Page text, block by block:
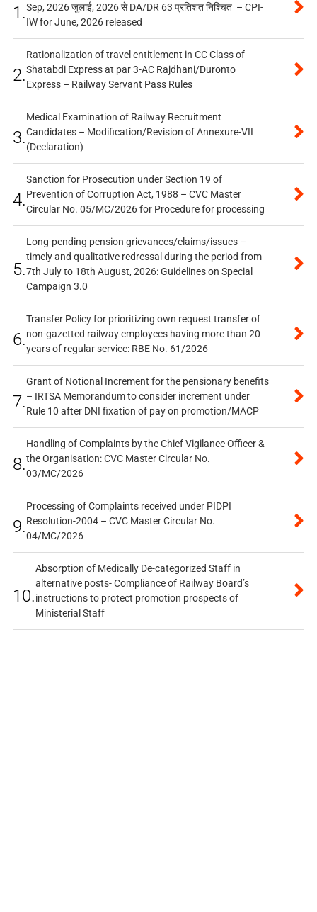
1.Sep, 2026 जुलाई, 2026 से DA/DR 63 प्रतिशत निश्चित – CPI-
IW for June, 2026 released
2.
Rationalization of travel entitlement in CC Class of
Shatabdi Express at par 3-AC Rajdhani/Duronto
Express – Railway Servant Pass Rules
3.
Medical Examination of Railway Recruitment
Candidates – Modification/Revision of Annexure-VII
(Declaration)
4.
Sanction for Prosecution under Section 19 of
Prevention of Corruption Act, 1988 – CVC Master
Circular No. 05/MC/2026 for Procedure for processing
5.
Long-pending pension grievances/claims/issues –
timely and qualitative redressal during the period from
7th July to 18th August, 2026: Guidelines on Special
Campaign 3.0
6.
Transfer Policy for prioritizing own request transfer of
non-gazetted railway employees having more than 20
years of regular service: RBE No. 61/2026
7.
Grant of Notional Increment for the pensionary benefits
– IRTSA Memorandum to consider increment under
Rule 10 after DNI fixation of pay on promotion/MACP
8.
Handling of Complaints by the Chief Vigilance Officer &
the Organisation: CVC Master Circular No.
03/MC/2026
9.
Processing of Complaints received under PIDPI
Resolution-2004 – CVC Master Circular No.
04/MC/2026
10.
Absorption of Medically De-categorized Staff in
alternative posts- Compliance of Railway Board’s
instructions to protect promotion prospects of
Ministerial Staff